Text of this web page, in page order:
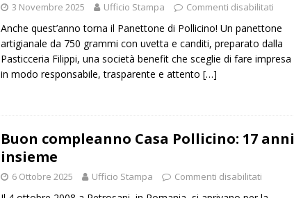
3 Novembre 2025 Ufficio Stampa Commenti disabilitati
Anche quest’anno torna il Panettone di Pollicino! Un panettone
artigianale da 750 grammi con uvetta e canditi, preparato dalla
Pasticceria Filippi, una società benefit che sceglie di fare impresa
in modo responsabile, trasparente e attento […]
Buon compleanno Casa Pollicino: 17 anni
insieme
6 Ottobre 2025 Ufficio Stampa Commenti disabilitati